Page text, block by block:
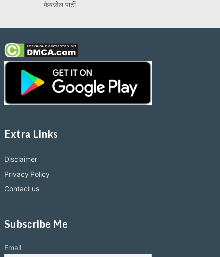
फेयरवेल पार्टी
Extra Links
Disclaimer
Privacy Policy
Contact us
Subscribe Me
Email